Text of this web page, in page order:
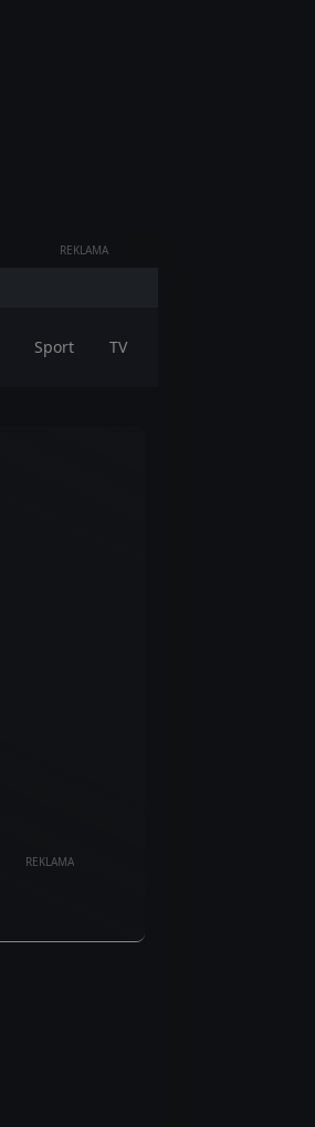
REKLAMA
Sport TV
REKLAMA